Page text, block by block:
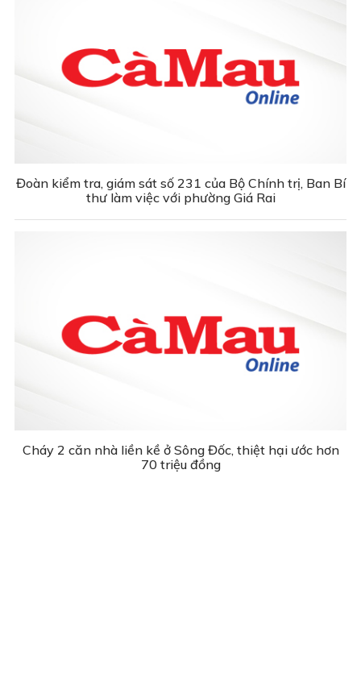
Đoàn kiểm tra, giám sát số 231 của Bộ Chính trị, Ban Bí
thư làm việc với phường Giá Rai
Cháy 2 căn nhà liền kề ở Sông Đốc, thiệt hại ước hơn
70 triệu đồng